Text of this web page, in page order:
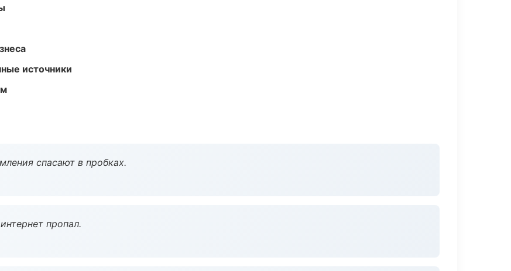
источники
спасают в пробках.
пропал.